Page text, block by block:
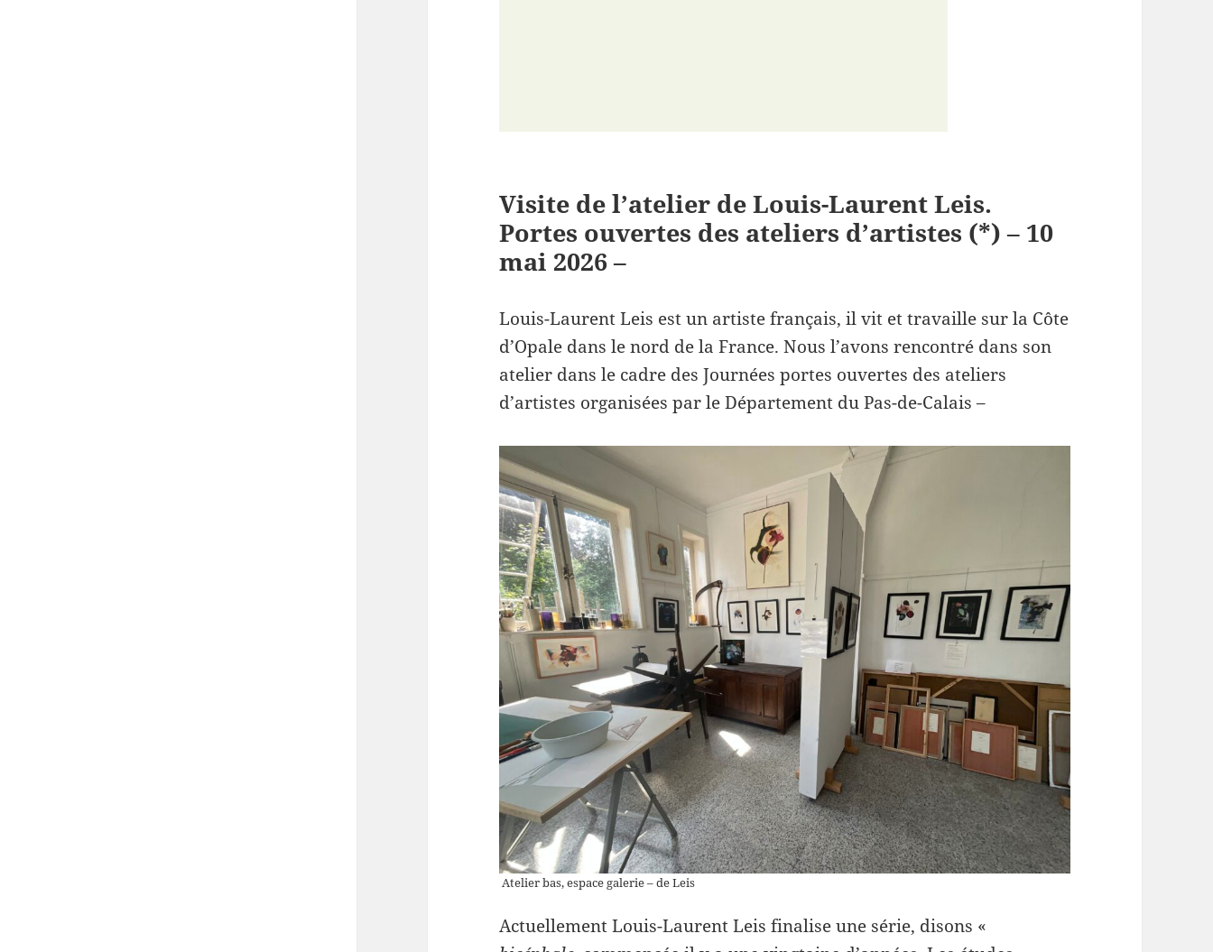
Visite de l’atelier de Louis-Laurent Leis.
Portes ouvertes des ateliers d’artistes (*) – 10
mai 2026 –
Louis-Laurent Leis est un artiste français, il vit et travaille sur la Côte
d’Opale dans le nord de la France. Nous l’avons rencontré dans son
atelier dans le cadre des Journées portes ouvertes des ateliers
d’artistes organisées par le Département du Pas-de-Calais –
Atelier bas, espace galerie – de Leis
Actuellement Louis-Laurent Leis finalise une série, disons «